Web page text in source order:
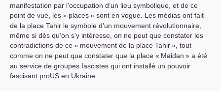
manifestation par l’occupation d’un lieu symbolique, et de ce
point de vue, les « places» sont en vogue. Les médias ont fait
de la place Tahir le symbole d’un mouvement révolutionnaire,
même si dès qu’on s’y intéresse, on ne peut que constater les
contradictions de ce « mouvement de la place Tahir», tout
comme on ne peut que constater que la place « Maidan » a été
au service de groupes fascistes qui ont installé un pouvoir
fascisant proUS en Ukraine.